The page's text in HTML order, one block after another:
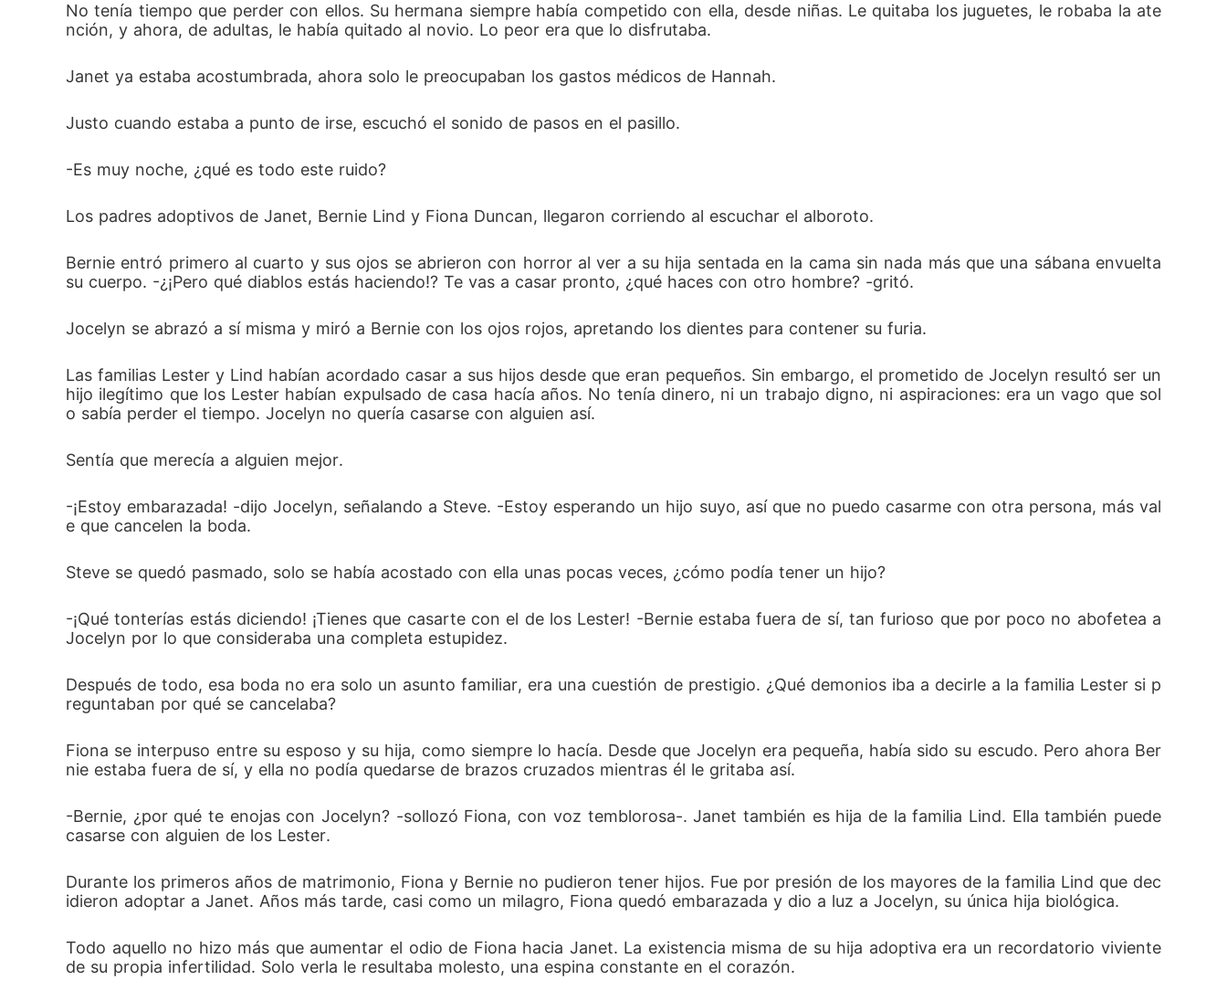
No tenía tiempo que perder con ellos. Su hermana siempre había competido con ella, desde niñas. Le quitaba los juguetes, le robaba la ate
nción, y ahora, de adultas, le había quitado al novio. Lo peor era que lo disfrutaba.
Janet ya estaba acostumbrada, ahora solo le preocupaban los gastos médicos de Hannah.
Justo cuando estaba a punto de irse, escuchó el sonido de pasos en el pasillo.
-Es muy noche, ¿qué es todo este ruido?
Los padres adoptivos de Janet, Bernie Lind y Fiona Duncan, llegaron corriendo al escuchar el alboroto.
Bernie entró primero al cuarto y sus ojos se abrieron con horror al ver a su hija sentada en la cama sin nada más que una sábana envuelta
su cuerpo. -¿¡Pero qué diablos estás haciendo!? Te vas a casar pronto, ¿qué haces con otro hombre? -gritó.
Jocelyn se abrazó a sí misma y miró a Bernie con los ojos rojos, apretando los dientes para contener su furia.
Las familias Lester y Lind habían acordado casar a sus hijos desde que eran pequeños. Sin embargo, el prometido de Jocelyn resultó ser un
hijo ilegítimo que los Lester habían expulsado de casa hacía años. No tenía dinero, ni un trabajo digno, ni aspiraciones: era un vago que sol
o sabía perder el tiempo. Jocelyn no quería casarse con alguien así.
Sentía que merecía a alguien mejor.
-¡Estoy embarazada! -dijo Jocelyn, señalando a Steve. -Estoy esperando un hijo suyo, así que no puedo casarme con otra persona, más val
e que cancelen la boda.
Steve se quedó pasmado, solo se había acostado con ella unas pocas veces, ¿cómo podía tener un hijo?
-¡Qué tonterías estás diciendo! ¡Tienes que casarte con el de los Lester! -Bernie estaba fuera de sí, tan furioso que por poco no abofetea a
Jocelyn por lo que consideraba una completa estupidez.
Después de todo, esa boda no era solo un asunto familiar, era una cuestión de prestigio. ¿Qué demonios iba a decirle a la familia Lester si p
reguntaban por qué se cancelaba?
Fiona se interpuso entre su esposo y su hija, como siempre lo hacía. Desde que Jocelyn era pequeña, había sido su escudo. Pero ahora Ber
nie estaba fuera de sí, y ella no podía quedarse de brazos cruzados mientras él le gritaba así.
-Bernie, ¿por qué te enojas con Jocelyn? -sollozó Fiona, con voz temblorosa-. Janet también es hija de la familia Lind. Ella también puede
casarse con alguien de los Lester.
Durante los primeros años de matrimonio, Fiona y Bernie no pudieron tener hijos. Fue por presión de los mayores de la familia Lind que dec
idieron adoptar a Janet. Años más tarde, casi como un milagro, Fiona quedó embarazada y dio a luz a Jocelyn, su única hija biológica.
Todo aquello no hizo más que aumentar el odio de Fiona hacia Janet. La existencia misma de su hija adoptiva era un recordatorio viviente
de su propia infertilidad. Solo verla le resultaba molesto, una espina constante en el corazón.